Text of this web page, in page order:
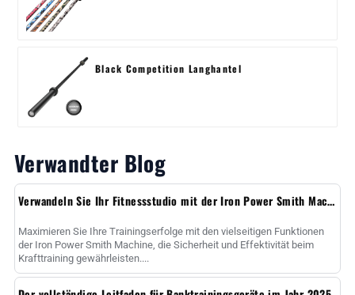
Black Competition Langhantel
Verwandter Blog
Verwandeln Sie Ihr Fitnessstudio mit der Iron Power Smith Machine
Maximieren Sie Ihre Trainingserfolge mit den vielseitigen Funktionen
der Iron Power Smith Machine, die Sicherheit und Effektivität beim
Krafttraining gewährleisten....